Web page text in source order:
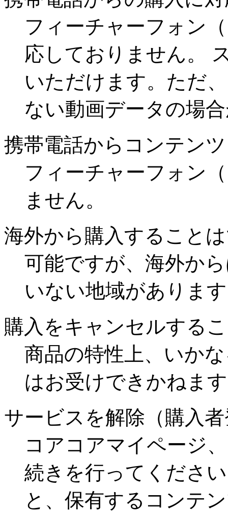
フィーチャーフォン
応しておりません。
いただけます。ただ
ない動画データの場
携帯電話からコンテン
フィーチャーフォン
ません。
海外から購入すること
可能ですが、海外か
いない地域がありま
購入をキャンセルする
商品の特性上、いか
はお受けできかねま
サービスを解除（購入
コアコアマイページ
続きを行ってくださ
と、保有するコンテ